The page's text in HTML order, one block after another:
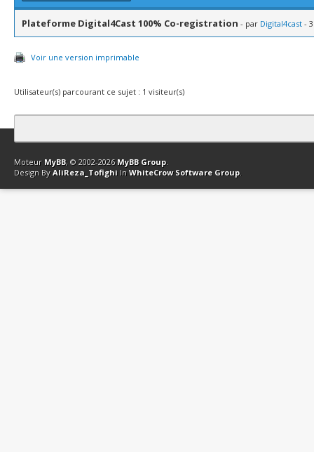
Plateforme Digital4Cast 100% Co-registration - par Digital4cast -
Voir une version imprimable
Utilisateur(s) parcourant ce sujet : 1 visiteur(s)
Contact Club Affiliation Retourner en haut Version bas-débit
Moteur MyBB, © 2002-2026 MyBB Group.
Design By AliReza_Tofighi In WhiteCrow Software Group.